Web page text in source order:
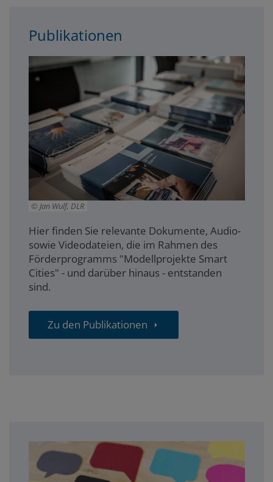
Publikationen
Jan Wulf, DLR
Hier finden Sie relevante Dokumente, Audio-
sowie Videodateien, die im Rahmen des
Förderprogramms "Modellprojekte Smart
Cities" - und darüber hinaus - entstanden
sind.
Zu den Publikationen